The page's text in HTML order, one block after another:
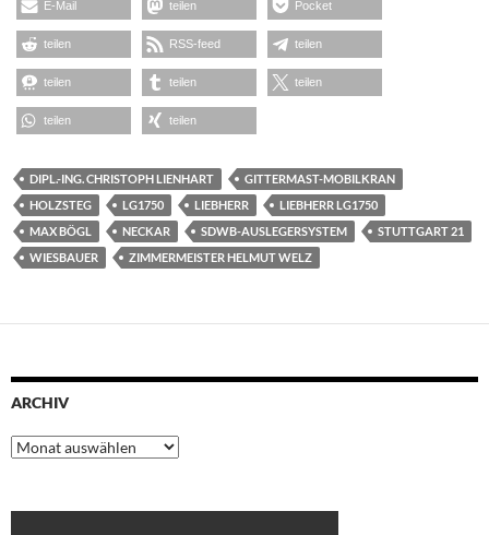
E-Mail teilen Pocket
teilen RSS-feed teilen
teilen teilen teilen
teilen teilen
DIPL.-ING. CHRISTOPH LIENHART
GITTERMAST-MOBILKRAN
HOLZSTEG
LG1750 LIEBHERR
LIEBHERR LG1750
MAX BÖGL
NECKAR SDWB-AUSLEGERSYSTEM
STUTTGART 21
WIESBAUER
ZIMMERMEISTER HELMUT WELZ
ARCHIV
Archiv